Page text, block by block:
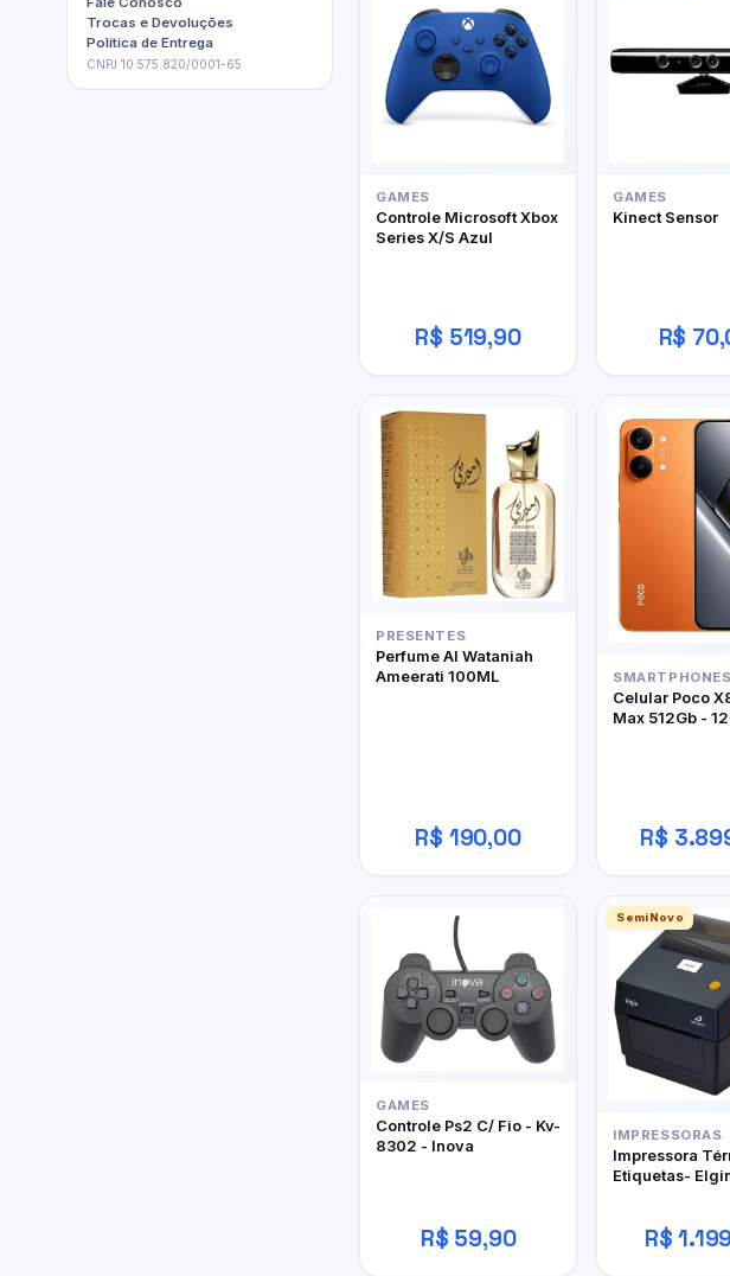
Trocas e Devoluções
Política de Entrega
CNPJ 10.575.820/0001-65
GAMES
Controle Microsoft Xbox
Series X/S Azul
R$ 519,90
GAMES
Kinect Sensor
R$
PRESENTES
Perfume Al Wataniah
Ameerati 100ML
R$ 190,00
SMARTPHONES
Celular Poco
Max 512Gb -
R$
GAMES
Controle Ps2 C/ Fio - Kv-
8302 - Inova
R$ 59,90
SemiNovo
IMPRESSORAS
Impressora
R$